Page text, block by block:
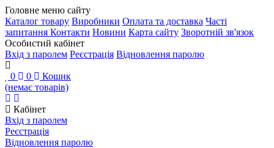
Головне меню сайту
Каталог товару Виробники Оплата та доставка Часті
запитання Контакти Новини Карта сайту Зворотній зв'язок
Особистий кабінет
Вхід з паролем Реєстрація Відновлення паролю
0 0
Кошик
(немає товарів)
Кабінет
Вхід з паролем
Реєстрація
Відновлення паролю